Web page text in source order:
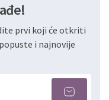
prvi koji će otkriti
i najnovije